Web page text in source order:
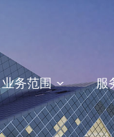
业务范围 服